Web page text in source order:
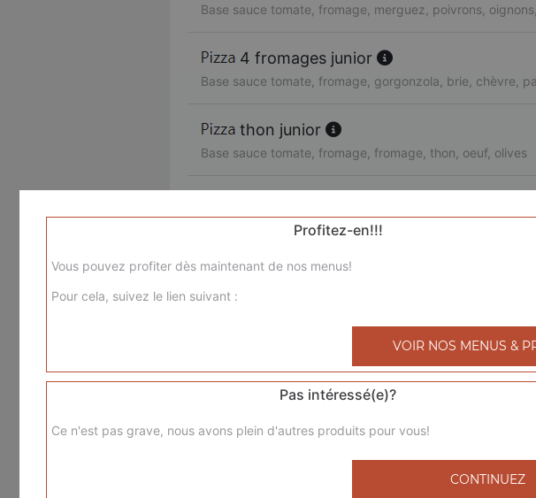
Base sauce tomate, fromage, merguez, poivrons,
4 fromages junior
Base sauce tomate, fromage, gorgonzola, brie, chèvre,
thon junior
Base sauce tomate, fromage, fromage, thon, oeuf, olives
Base sauce tomate, fromage, chorizo, jambon de dinde,
royale junior
Base sauce tomate, fromage, poulet, viande hachée,
Base sauce tomate, fromage, viande hachée, pommes
Base sauce tomate, fromage, jambon de dinde,
Profitez-en!!!
Vous pouvez profiter dès maintenant de nos menus!
Pour cela, suivez le lien suivant :
VOIR NOS MENUS &
Pas intéressé(e)?
Ce n'est pas grave, nous avons plein d'autres produits pour vous!
CONTINUEZ